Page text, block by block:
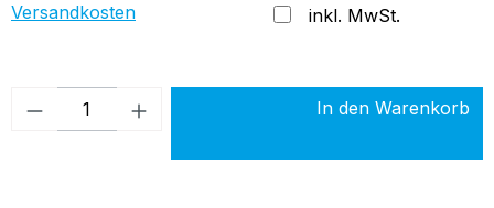
Versandkosten
inkl. MwSt.
Produkt Anzahl: Gib den gewünschten
In den Warenkorb